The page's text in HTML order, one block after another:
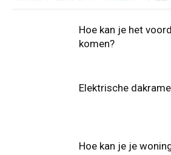
Hoe kan je het
komen?
Elektrische
Hoe kan je je